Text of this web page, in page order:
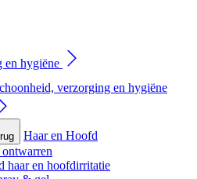
en hygiëne
verzorging en hygiëne
Haar en Hoofd
haar en hoofdirritatie